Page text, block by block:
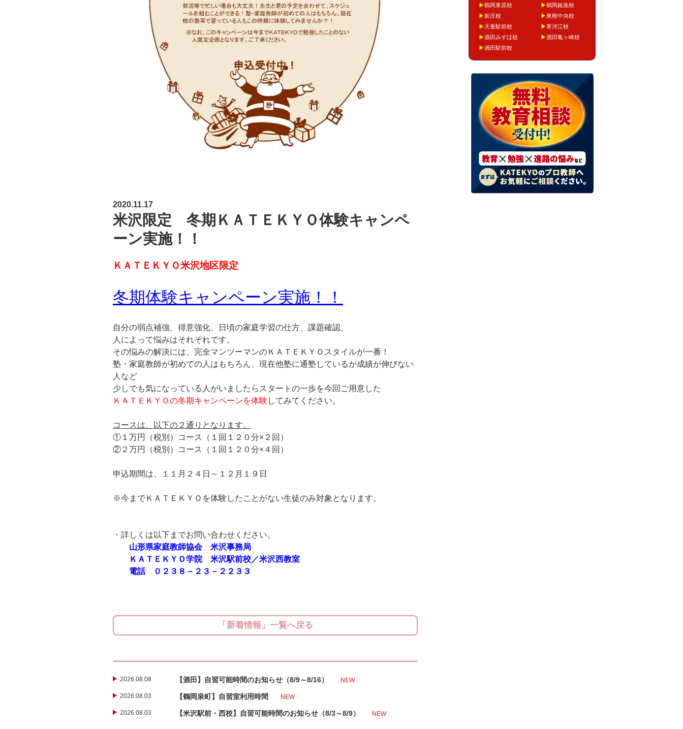
2020.11.17
米沢限定 冬期ＫＡＴＥＫＹＯ体験キャンペ
ーン実施！！
ＫＡＴＥＫＹＯ米沢地区限定
冬期体験キャンペーン実施！！
自分の弱点補強、得意強化、日頃の家庭学習の仕方、課題確認、
人によって悩みはそれぞれです。
その悩みの解決には、完全マンツーマンのＫＡＴＥＫＹＯスタイルが一番！
塾・家庭教師が初めての人はもちろん、現在他塾に通塾しているが成績が伸びない
人など
少しでも気になっている人がいましたらスタートの一歩を今回ご用意した
ＫＡＴＥＫＹＯの冬期キャンペーンを体験 してみてください。
コースは、以下の２通りとなります。
①１万円（税別）コース（１回１２０分×２回）
②２万円（税別）コース（１回１２０分×４回）
申込期間は、１１月２４日～１２月１９日
※今までＫＡＴＥＫＹＯを体験したことがない生徒のみ対象となります。
・詳しくは以下までお問い合わせください。
山形県家庭教師協会 米沢事務局
ＫＡＴＥＫＹＯ学院 米沢駅前校／米沢西教室
電話 ０２３８－２３－２２３３
「新着情報」一覧へ戻る
2026.08.08 【酒田】自習可能時間のお知らせ（8/9～8/16） NEW
2026.08.03 【鶴岡泉町】自習室利用時間 NEW
2026.08.03 【米沢駅前・西校】自習可能時間のお知らせ（8/3～8/9） NEW
▶鶴岡東原校 ▶鶴岡銀座校
▶ 新庄校 ▶東根中央校
▶ 天童駅前校 ▶寒河江校
▶酒田みずほ校 ▶酒田亀ヶ崎校
▶酒田駅前校